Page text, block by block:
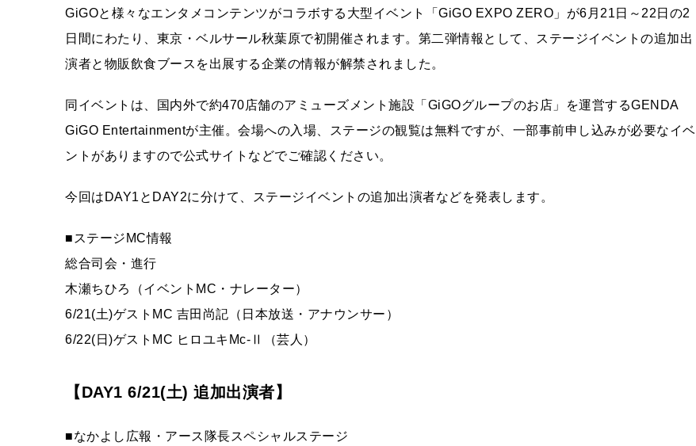
GiGOと様々なエンタメコンテンツがコラボする大型イベント「GiGO EXPO ZERO」が6月21日～22日の2
日間にわたり、東京・ベルサール秋葉原で初開催されます。第二弾情報として、ステージイベントの追加出
演者と物販飲食ブースを出展する企業の情報が解禁されました。
同イベントは、国内外で約470店舗のアミューズメント施設「GiGOグループのお店」を運営するGENDA
GiGO Entertainmentが主催。会場への入場、ステージの観覧は無料ですが、一部事前申し込みが必要なイベ
ントがありますので公式サイトなどでご確認ください。
今回はDAY1とDAY2に分けて、ステージイベントの追加出演者などを発表します。
■ステージMC情報
総合司会・進行
木瀬ちひろ（イベントMC・ナレーター）
6/21(土)ゲストMC 吉田尚記（日本放送・アナウンサー）
6/22(日)ゲストMC ヒロユキMc-Ⅱ（芸人）
【DAY1 6/21(土) 追加出演者】
■なかよし広報・アース隊⾧スペシャルステージ